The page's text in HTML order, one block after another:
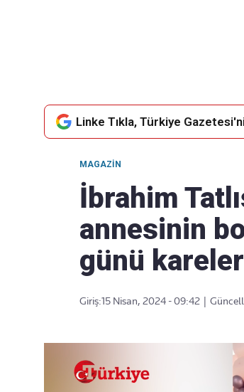
Linke Tıkla, Türkiye
MAGAZIN
İbrahim
annesinin
günü
Giriş:15 Nisan, 2024 - 09:42